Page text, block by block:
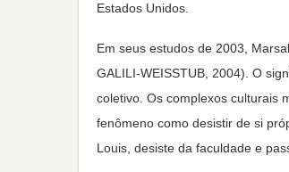
Estados Unidos.
Em seus estudos de 2003,
GALILI-WEISSTUB, 2004). O
coletivo. Os complexos culturais
fenômeno como desistir de si
Louis, desiste da faculdade e